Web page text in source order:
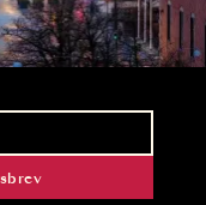
biljettsläpp.